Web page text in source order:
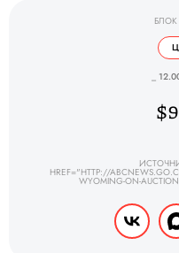
_
HREF="HTTP://
WYOMING-ON-